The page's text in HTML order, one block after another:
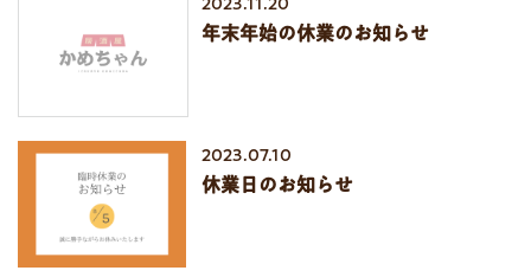
2023.11.20
年末年始の休業のお知らせ
2023.07.10
休業日のお知らせ